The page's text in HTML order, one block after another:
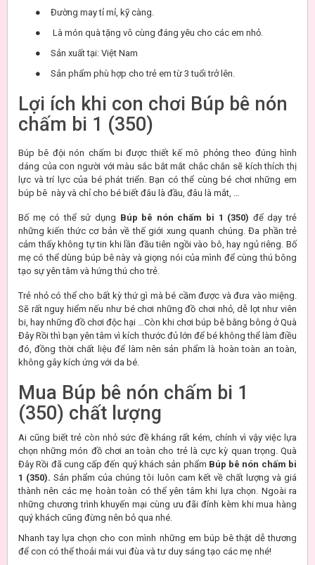
●
Đường may tỉ mỉ, kỹ càng.
●
Là món quà tặng vô cùng đáng yêu cho các em nhỏ.
●
Sản xuất tại: Việt Nam
●
Sản phẩm phù hợp cho trẻ em từ 3 tuổi trở lên.
Lợi ích khi con chơi Búp bê nón
chấm bi 1 (350)
Búp bê đội nón chấm bi được thiết kế mô phỏng theo đúng hình
dáng của con người với màu sắc bắt mắt chắc chắn sẽ kích thích thị
lực và trí lực của bé phát triển. Bạn có thể cùng bé chơi những em
búp bê này và chỉ cho bé biết đâu là đầu, đâu là mắt, …
Bố mẹ có thể sử dụng Búp bê nón chấm bi 1 (350) để dạy trẻ
những kiến thức cơ bản về thế giới xung quanh chúng. Đa phần trẻ
cảm thấy không tự tin khi lần đầu tiên ngồi vào bô, hay ngủ riêng. Bố
mẹ có thể dùng búp bê này và giọng nói của mình để cùng thú bông
tạo sự yên tâm và hứng thú cho trẻ.
Trẻ nhỏ có thể cho bất kỳ thứ gì mà bé cầm được và đưa vào miệng.
Sẽ rất nguy hiểm nếu như bé chơi những đồ chơi nhỏ, dễ lọt như viên
bi, hay những đồ chơi độc hại …Còn khi chơi búp bê bằng bông ở Quà
Đây Rồi thì bạn yên tâm vì kích thước đủ lớn để bé không thể làm điều
đó, đồng thời chất liệu để làm nên sản phẩm là hoàn toàn an toàn,
không gây kích ứng với da bé.
Mua Búp bê nón chấm bi 1
(350) chất lượng
Ai cũng biết trẻ còn nhỏ sức đề kháng rất kém, chính vì vậy việc lựa
chọn những món đồ chơi an toàn cho trẻ là cực kỳ quan trọng. Quà
Đây Rồi đã cung cấp đến quý khách sản phẩm Búp bê nón chấm bi
1 (350). Sản phẩm của chúng tôi luôn cam kết về chất lượng và giá
thành nên các mẹ hoàn toàn có thể yên tâm khi lựa chọn. Ngoài ra
những chương trình khuyến mại cùng ưu đãi đính kèm khi mua hàng
quý khách cũng đừng nên bỏ qua nhé.
Nhanh tay lựa chọn cho con mình những em búp bê thật dễ thương
để con có thể thoải mái vui đùa và tư duy sáng tạo các mẹ nhé!